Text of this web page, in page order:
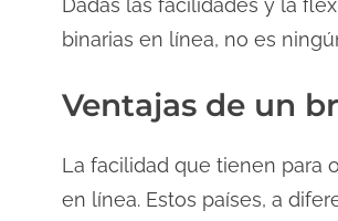
Dadas las facilidades y la
binarias en línea, no es
Ventajas de un
La facilidad que tienen para
en línea. Estos países, a